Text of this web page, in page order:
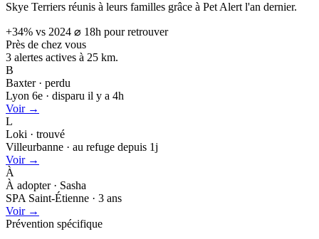
Skye Terriers réunis à leurs familles grâce à Pet Alert l'an dernier.
+34% vs 2024 ⌀ 18h pour retrouver
Près de chez vous
3 alertes actives à 25 km.
B
Baxter · perdu
Lyon 6e · disparu il y a 4h
Voir →
L
Loki · trouvé
Villeurbanne · au refuge depuis 1j
Voir →
À
À adopter · Sasha
SPA Saint-Étienne · 3 ans
Voir →
Prévention spécifique